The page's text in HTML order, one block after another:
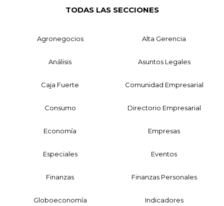
TODAS LAS SECCIONES
Agronegocios Alta Gerencia
Análisis Asuntos Legales
Caja Fuerte Comunidad Empresarial
Consumo Directorio Empresarial
Economía Empresas
Especiales Eventos
Finanzas Finanzas Personales
Globoeconomía Indicadores